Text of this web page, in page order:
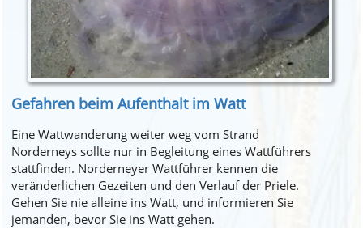
Gefahren beim Aufenthalt im Watt
Eine Wattwanderung weiter weg vom Strand
Norderneys sollte nur in Begleitung eines Wattführers
stattfinden. Norderneyer Wattführer kennen die
veränderlichen Gezeiten und den Verlauf der Priele.
Gehen Sie nie alleine ins Watt, und informieren Sie
jemanden, bevor Sie ins Watt gehen.